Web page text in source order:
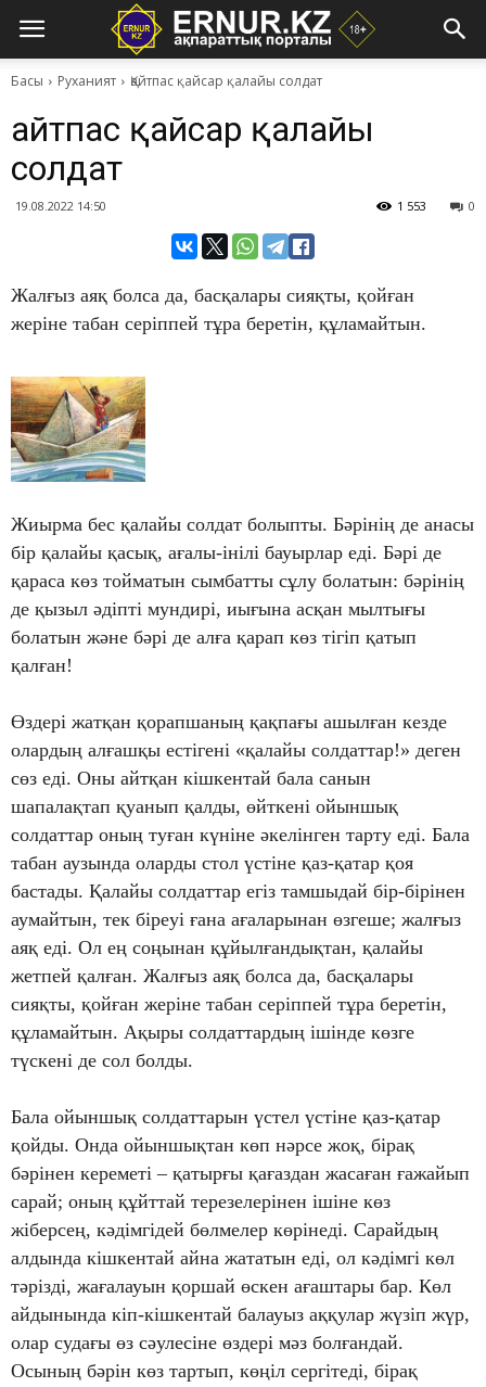
Басы Руханият Қайтпас қайсар қалайы солдат
Қайтпас қайсар қалайы
солдат
19.08.2022 14:50 0
1 553
Жалғыз аяқ болса да, басқалары сияқты, қойған
жеріне табан серіппей тұра беретін, құламайтын.
Жиырма бес қалайы солдат болыпты. Бәрінің де анасы
бір қалайы қасық, ағалы-інілі бауырлар еді. Бәрі де
қараса көз тойматын сымбатты сұлу болатын: бәрінің
де қызыл әдіпті мундирі, иығына асқан мылтығы
болатын және бәрі де алға қарап көз тігіп қатып
қалған!
Өздері жатқан қорапшаның қақпағы ашылған кезде
олардың алғашқы естігені «қалайы солдаттар!» деген
сөз еді. Оны айтқан кішкентай бала санын
шапалақтап қуанып қалды, өйткені ойыншық
солдаттар оның туған күніне әкелінген тарту еді. Бала
табан аузында оларды стол үстіне қаз-қатар қоя
бастады. Қалайы солдаттар егіз тамшыдай бір-бірінен
аумайтын, тек біреуі ғана ағаларынан өзгеше; жалғыз
аяқ еді. Ол ең соңынан құйылғандықтан, қалайы
жетпей қалған. Жалғыз аяқ болса да, басқалары
сияқты, қойған жеріне табан серіппей тұра беретін,
құламайтын. Ақыры солдаттардың ішінде көзге
түскені де сол болды.
Бала ойыншық солдаттарын үстел үстіне қаз-қатар
қойды. Онда ойыншықтан көп нәрсе жоқ, бірақ
бәрінен кереметі – қатырғы қағаздан жасаған ғажайып
сарай; оның құйттай терезелерінен ішіне көз
жіберсең, кәдімгідей бөлмелер көрінеді. Сарайдың
алдында кішкентай айна жататын еді, ол кәдімгі көл
тәрізді, жағалауын қоршай өскен ағаштары бар. Көл
айдынында кіп-кішкентай балауыз аққулар жүзіп жүр,
олар судағы өз сәулесіне өздері мәз болғандай.
Осының бәрін көз тартып, көңіл сергітеді, бірақ